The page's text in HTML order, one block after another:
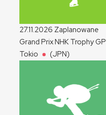
27.11.2026 Zaplanowane
Grand Prix NHK TrophyGP
Tokio
(JPN)